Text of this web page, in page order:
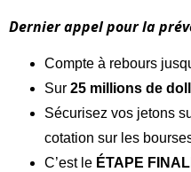
Dernier appel pour la
Compte à rebours
Sur 25 millions de
Sécurisez vos jetons
cotation sur les
C’est le ÉTAPE